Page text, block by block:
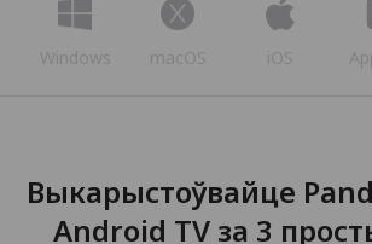
Windows macOS iOS
Выкарыстоўвайце
Android TV за 3